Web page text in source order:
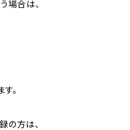
場合は、
。
の方は、